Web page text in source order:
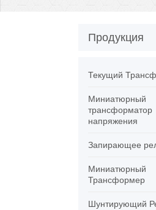
Продукция
Текущий
Миниатюрный
трансформатор
напряжения
Запирающее
Миниатюрный
Трансформер
Шунтирующий